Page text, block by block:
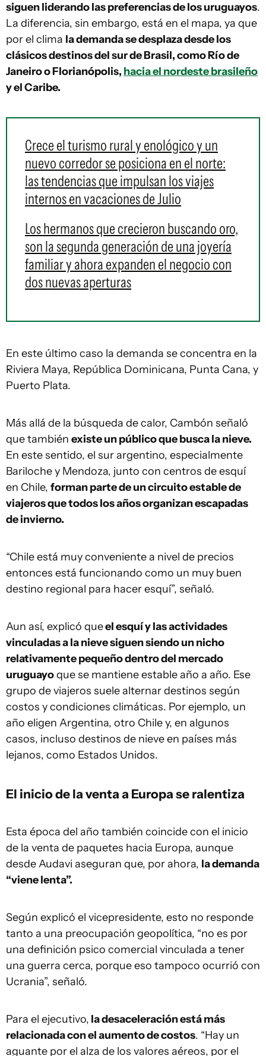
siguen liderando las preferencias de los uruguayos.
La diferencia, sin embargo, está en el mapa, ya que
por el clima la demanda se desplaza desde los
clásicos destinos del sur de Brasil, como Río de
Janeiro o Florianópolis, hacia el nordeste brasileño
y el Caribe.
Crece el turismo rural y enológico y un
nuevo corredor se posiciona en el norte:
las tendencias que impulsan los viajes
internos en vacaciones de Julio
Los hermanos que crecieron buscando oro,
son la segunda generación de una joyería
familiar y ahora expanden el negocio con
dos nuevas aperturas
En este último caso la demanda se concentra en la
Riviera Maya, República Dominicana, Punta Cana, y
Puerto Plata.
Más allá de la búsqueda de calor, Cambón señaló
que también existe un público que busca la nieve.
En este sentido, el sur argentino, especialmente
Bariloche y Mendoza, junto con centros de esquí
en Chile, forman parte de un circuito estable de
viajeros que todos los años organizan escapadas
de invierno.
“Chile está muy conveniente a nivel de precios
entonces está funcionando como un muy buen
destino regional para hacer esquí”, señaló.
Aun así, explicó queel esquí y las actividades
vinculadas a la nieve siguen siendo un nicho
relativamente pequeño dentro del mercado
uruguayoque se mantiene estable año a año. Ese
grupo de viajeros suele alternar destinos según
costos y condiciones climáticas. Por ejemplo, un
año eligen Argentina, otro Chile y, en algunos
casos, incluso destinos de nieve en países más
lejanos, como Estados Unidos.
El inicio de la venta a Europa se ralentiza
Esta época del año también coincide con el inicio
de la venta de paquetes hacia Europa, aunque
desde Audavi aseguran que, por ahora, la demanda
“viene lenta”.
Según explicó el vicepresidente, esto no responde
tanto a una preocupación geopolítica, “no es por
una definición psico comercial vinculada a tener
una guerra cerca, porque eso tampoco ocurrió con
Ucrania”, señaló.
Para el ejecutivo, la desaceleración está más
relacionada con el aumento de costos. “Hay un
aguante por el alza de los valores aéreos, por el